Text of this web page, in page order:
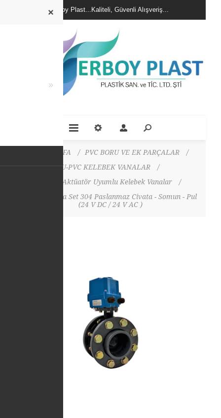
Erboy Plast...Kaliteli, Güvenli Alışveriş...
ANA SAYFA / PVC BORU VE EK PARÇALAR
/
U-PVC KELEBEK VANALAR
/
U-PVC Aktüatör Uyumlu Kelebek Vanalar
/
Kelebek Vana Set 304 Paslanmaz Civata - Somun - Pul
(24 V DC / 24 V AC )